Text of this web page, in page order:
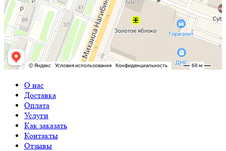
О нас
Доставка
Оплата
Услуги
Как заказать
Контакты
Отзывы